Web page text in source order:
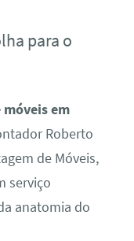
para o
em
Roberto
de Móveis,
serviço
anatomia do